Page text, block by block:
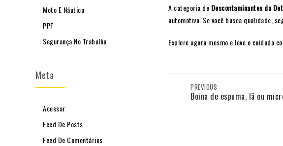
A categoria de Descontaminantes da
automotivo. Se você busca qualidade,
Explore agora mesmo e leve o cuidado
PREVIOUS
Boina de espuma, lã ou
Moto E Náutica
PPF
Segurança No Trabalho
Meta
Acessar
Feed De Posts
Feed De Comentários